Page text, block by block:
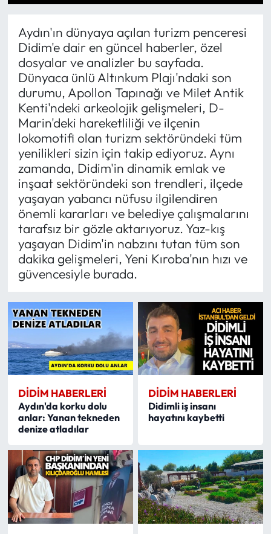
1
Aydın'ın dünyaya açılan turizm penceresi
Didim'e dair en güncel haberler, özel
dosyalar ve analizler bu sayfada.
Dünyaca ünlü Altınkum Plajı'ndaki son
durumu, Apollon Tapınağı ve Milet Antik
Kenti'ndeki arkeolojik gelişmeleri, D-
Marin'deki hareketliliği ve ilçenin
lokomotifi olan turizm sektöründeki tüm
yenilikleri sizin için takip ediyoruz. Aynı
zamanda, Didim'in dinamik emlak ve
inşaat sektöründeki son trendleri, ilçede
yaşayan yabancı nüfusu ilgilendiren
önemli kararları ve belediye çalışmalarını
tarafsız bir gözle aktarıyoruz. Yaz-kış
yaşayan Didim'in nabzını tutan tüm son
dakika gelişmeleri, Yeni Kıroba'nın hızı ve
güvencesiyle burada.
DIDIM HABERLERI
Aydın'da korku dolu
anlar: Yanan tekneden
denize atladılar
DIDIM HABERLERI
Didimli iş insanı
hayatını kaybetti
SAĞLIK
SİYASET
SPOR
TARIM
TURİZM
YAŞAM
RESMİ İLANLAR
HABER İLAN